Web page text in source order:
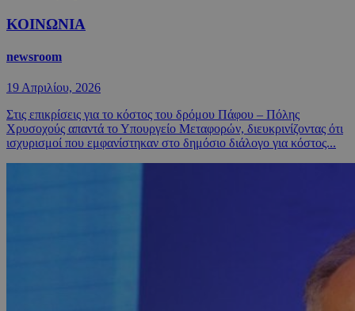
ΚΟΙΝΩΝΙΑ
newsroom
19 Απριλίου, 2026
Στις επικρίσεις για το κόστος του δρόμου Πάφου – Πόλης
Χρυσοχούς απαντά το Υπουργείο Μεταφορών, διευκρινίζοντας ότι
ισχυρισμοί που εμφανίστηκαν στο δημόσιο διάλογο για κόστος...